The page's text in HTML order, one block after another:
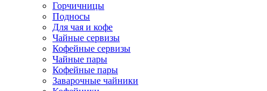
Горчичницы
Подносы
Для чая и кофе
Чайные сервизы
Кофейные сервизы
Чайные пары
Кофейные пары
Заварочные чайники